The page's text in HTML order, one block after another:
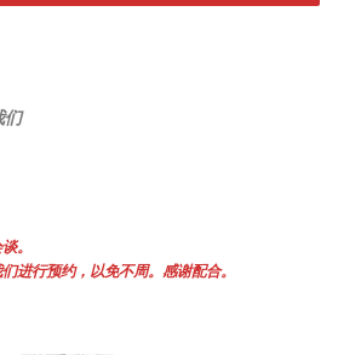
们
。
进行预约，以免不周。感谢配合。